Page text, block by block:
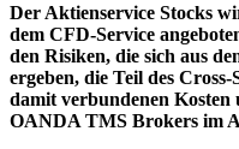
Der Aktienservice Stocks
dem CFD-Service
den Risiken, die sich aus
ergeben, die Teil des
damit verbundenen Kosten
OANDA TMS Brokers im